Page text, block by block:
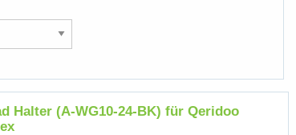
Halter (A-WG10-24-BK) für Qeridoo